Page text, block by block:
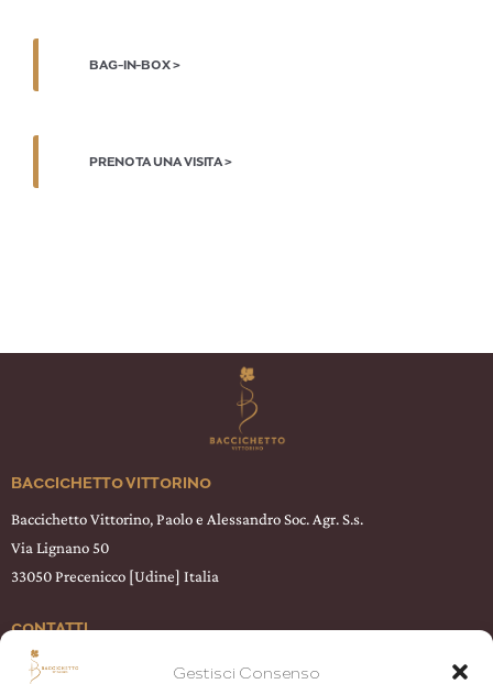
Gestisci Consenso
BAG-IN-BOX >
PRENOTA UNA VISITA >
BACCICHETTO VITTORINO
Baccichetto Vittorino, Paolo e Alessandro Soc. Agr. S.s.
Via Lignano 50
33050 Precenicco [Udine] Italia
CONTATTI
T +39 0431 58209